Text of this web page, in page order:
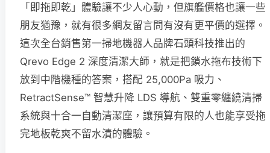
「即拖即乾」體驗讓不少人心動，但旗艦價格也讓一些
朋友猶豫，就有很多網友留言問有沒有更平價的選擇。
這次全台銷售第一掃地機器人品牌石頭科技推出的
Qrevo Edge 2 深度清潔大師，就是把鎖水拖布技術下
放到中階機種的答案，搭配 25,000Pa 吸力、
RetractSense™ 智慧升降 LDS 導航、雙重零纏繞清掃
系統與十合一自動清潔座，讓預算有限的人也能享受拖
完地板乾爽不留水漬的體驗。